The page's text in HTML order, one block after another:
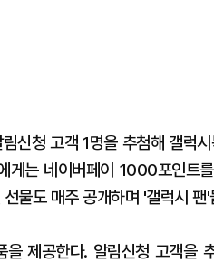
신청 고객 1명을 추첨해 갤럭
게는 네이버페이 1000포인트
물도 매주 공개하며 '갤럭시
제공한다. 알림신청 고객을